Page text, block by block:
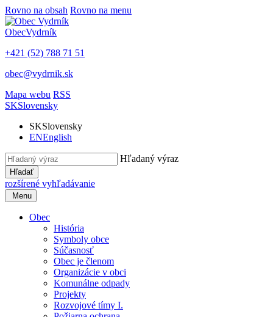
Rovno na obsah Rovno na menu
ObecVydrník
+421 (52) 788 71 51
obec@vydrnik.sk
Mapa webu RSS
SKSlovensky
SKSlovensky
ENEnglish
Hľadaný výraz
Hľadať
rozšírené vyhľadávanie
Menu
Obec
História
Symboly obce
Súčasnosť
Obec je členom
Organizácie v obci
Komunálne odpady
Projekty
Rozvojové tímy I.